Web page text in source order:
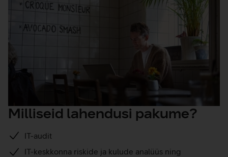
Milliseid lahendusi pakume?
IT-audit
IT-keskkonna riskide ja kulude analüüs ning